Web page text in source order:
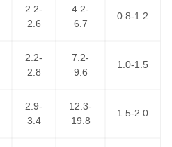
物流公司
知名企业之一，运营
的物流精神弘扬广大，得到了
葫芦岛，可上门取货区域：雁
2.2-
2.6
4.2-
6.7
0.8-1.2
2.2-
2.8
7.2-
9.6
1.0-1.5
2.9-
3.4
12.3-
19.8
1.5-2.0